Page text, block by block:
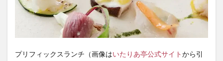
プリフィックスランチ（画像はいたりあ亭公式サイトから引